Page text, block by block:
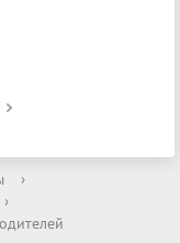
›
›